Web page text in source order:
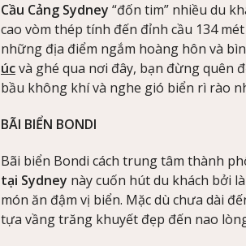
Cầu Cảng Sydney “đốn tim” nhiều du
cao vòm thép tính đến đỉnh cầu 134
những địa điểm ngắm hoàng hôn và
úcvà ghé qua nơi đây, bạn đừng quên
bầu không khí và nghe gió biển rì rào
BÃI BIỂN BONDI
Bãi biển Bondi cách trung tâm thành
tại Sydney này cuốn hút du khách bởi
món ăn đậm vị biển. Mặc dù chưa dài
tựa vầng trăng khuyết đẹp đến nao